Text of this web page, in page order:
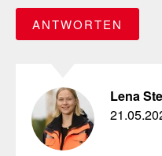
ANTWORTEN
Lena